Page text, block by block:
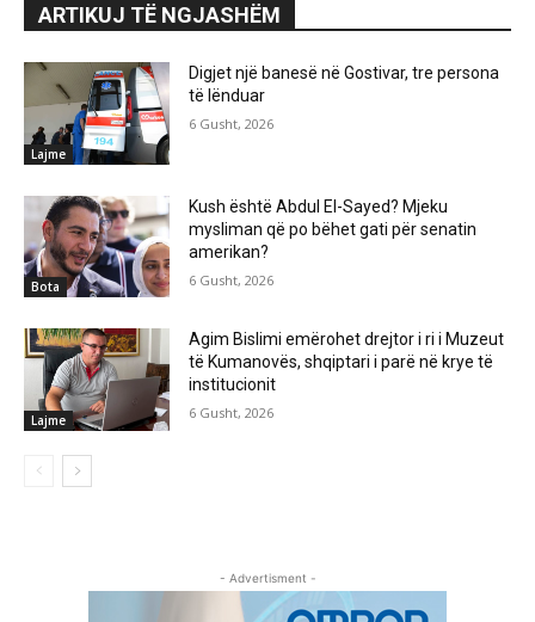
ARTIKUJ TË NGJASHËM
Lajme
Digjet një banesë në Gostivar, tre persona
të lënduar
6 Gusht, 2026
Bota
Kush është Abdul El-Sayed? Mjeku
mysliman që po bëhet gati për senatin
amerikan?
6 Gusht, 2026
Lajme
Agim Bislimi emërohet drejtor i ri i Muzeut
të Kumanovës, shqiptari i parë në krye të
institucionit
6 Gusht, 2026
- Advertisment -